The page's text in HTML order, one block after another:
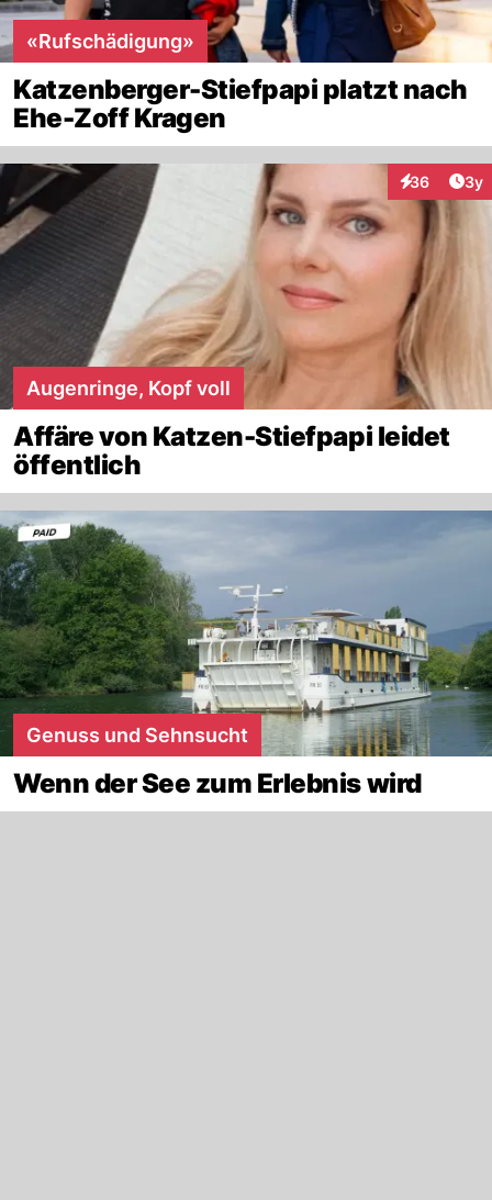
«Rufschädigung»
Katzenberger-Stiefpapi platzt nach
Ehe-Zoff Kragen
36
Interaktionen
3y
Augenringe, Kopf voll
Affäre von Katzen-Stiefpapi leidet
öffentlich
Genuss und Sehnsucht
Wenn der See zum Erlebnis wird